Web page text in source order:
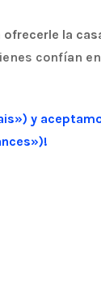
la
confían
y